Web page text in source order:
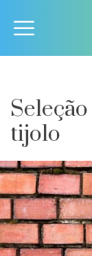
tijolo